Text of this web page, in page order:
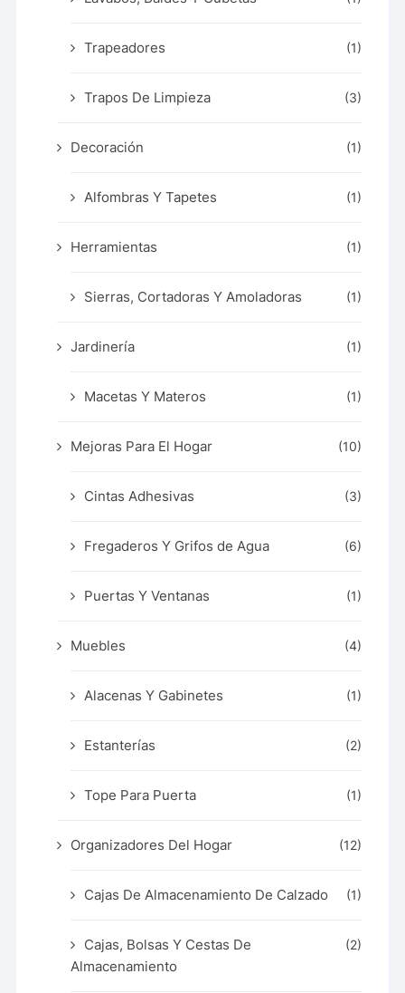
Trapeadores (1)
Trapos De Limpieza (3)
Decoración (1)
Alfombras Y Tapetes (1)
Herramientas (1)
Sierras, Cortadoras Y Amoladoras (1)
Jardinería (1)
Macetas Y Materos (1)
Mejoras Para El Hogar (10)
Cintas Adhesivas (3)
Fregaderos Y Grifos de Agua (6)
Puertas Y Ventanas (1)
Muebles (4)
Alacenas Y Gabinetes (1)
Estanterías (2)
Tope Para Puerta (1)
Organizadores Del Hogar (12)
Cajas De Almacenamiento De Calzado (1)
Cajas, Bolsas Y Cestas De
Almacenamiento
(2)